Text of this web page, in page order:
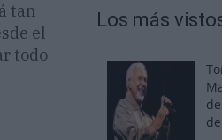
tan
el
todo
Los más